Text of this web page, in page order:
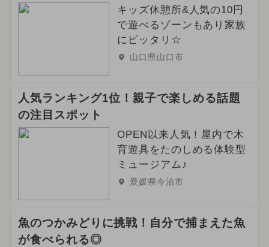
キッズ休憩所&人気の10円
で遊べるゾーンもあり家族
にピッタリ☆
山口県山口市
人気ランキング1位！親子で楽しめる話題
の注目スポット
OPEN以来人気！屋内で木
育遊具をたのしめる体験型
ミュージアム♪
愛媛県今治市
魚のつかみどりに挑戦！自分で捕まえた魚
が食べられる◎